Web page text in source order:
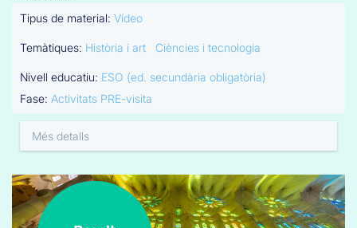
Tipus de material: Vídeo
Temàtiques: Història i art Ciències i tecnologia
Nivell educatiu: ESO (ed. secundària obligatòria)
Fase: Activitats PRE-visita
Més detalls